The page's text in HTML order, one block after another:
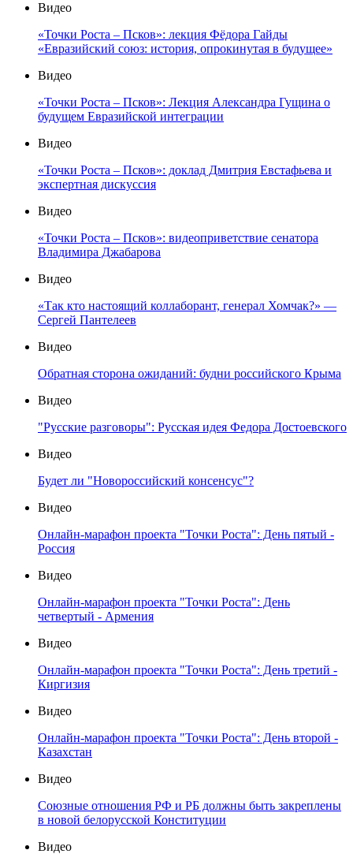
Видео
«Точки Роста – Псков»: лекция Фёдора Гайды
«Евразийский союз: история, опрокинутая в будущее»
Видео
«Точки Роста – Псков»: Лекция Александра Гущина о
будущем Евразийской интеграции
Видео
«Точки Роста – Псков»: доклад Дмитрия Евстафьева и
экспертная дискуссия
Видео
«Точки Роста – Псков»: видеоприветствие сенатора
Владимира Джабарова
Видео
«Так кто настоящий коллаборант, генерал Хомчак?» —
Сергей Пантелеев
Видео
Обратная сторона ожиданий: будни российского Крыма
Видео
"Русские разговоры": Русская идея Федора Достоевского
Видео
Будет ли "Новороссийский консенсус"?
Видео
Онлайн-марафон проекта "Точки Роста": День пятый -
Россия
Видео
Онлайн-марафон проекта "Точки Роста": День
четвертый - Армения
Видео
Онлайн-марафон проекта "Точки Роста": День третий -
Киргизия
Видео
Онлайн-марафон проекта "Точки Роста": День второй -
Казахстан
Видео
Союзные отношения РФ и РБ должны быть закреплены
в новой белорусской Конституции
Видео